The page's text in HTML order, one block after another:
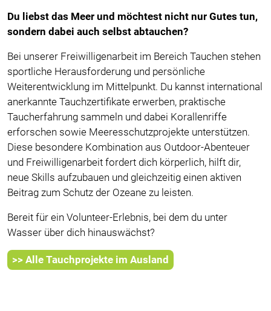
Du liebst das Meer und möchtest nicht nur Gutes tun,
sondern dabei auch selbst abtauchen?
Bei unserer Freiwilligenarbeit im Bereich Tauchen stehen
sportliche Herausforderung und persönliche
Weiterentwicklung im Mittelpunkt. Du kannst international
anerkannte Tauchzertifikate erwerben, praktische
Taucherfahrung sammeln und dabei Korallenriffe
erforschen sowie Meeresschutzprojekte unterstützen.
Diese besondere Kombination aus Outdoor-Abenteuer
und Freiwilligenarbeit fordert dich körperlich, hilft dir,
neue Skills aufzubauen und gleichzeitig einen aktiven
Beitrag zum Schutz der Ozeane zu leisten.
Bereit für ein Volunteer-Erlebnis, bei dem du unter
Wasser über dich hinauswächst?
>> Alle Tauchprojekte im Ausland